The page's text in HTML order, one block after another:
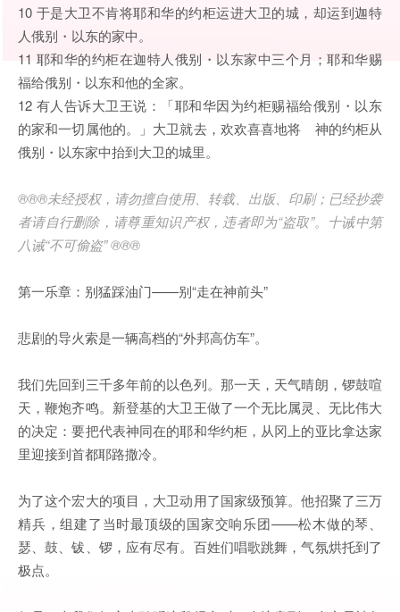
10 于是大卫不肯将耶和华的约柜运进大卫的城，却运到迦特
人俄别・以东的家中。
11 耶和华的约柜在迦特人俄别・以东家中三个月；耶和华赐
福给俄别・以东和他的全家。
12 有人告诉大卫王说：「耶和华因为约柜赐福给俄别・以东
的家和一切属他的。」大卫就去，欢欢喜喜地将 神的约柜从
俄别・以东家中抬到大卫的城里。
®®®未经授权，请勿擅自使用、转载、出版、印刷；已经抄袭
者请自行删除，请尊重知识产权，违者即为“盗取”。十诫中第
八诫“不可偷盗” ®®®
第一乐章：别猛踩油门——别“走在神前头”
悲剧的导火索是一辆高档的“外邦高仿车”。
我们先回到三千多年前的以色列。那一天，天气晴朗，锣鼓喧
天，鞭炮齐鸣。新登基的大卫王做了一个无比属灵、无比伟大
的决定：要把代表神同在的耶和华约柜，从冈上的亚比拿达家
里迎接到首都耶路撒冷。
为了这个宏大的项目，大卫动用了国家级预算。他招聚了三万
精兵，组建了当时最顶级的国家交响乐团——松木做的琴、
瑟、鼓、钹、锣，应有尽有。百姓们唱歌跳舞，气氛烘托到了
极点。